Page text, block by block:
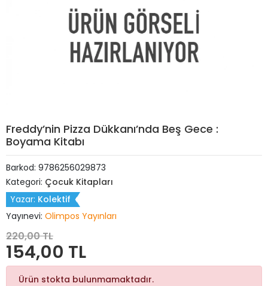
Freddy’nin Pizza Dükkanı’nda Beş Gece :
Boyama Kitabı
Barkod: 9786256029873
Kategori: Çocuk Kitapları
Yazar: Kolektif
Yayınevi: Olimpos Yayınları
220,00 TL
154,00 TL
Ürün stokta bulunmamaktadır.